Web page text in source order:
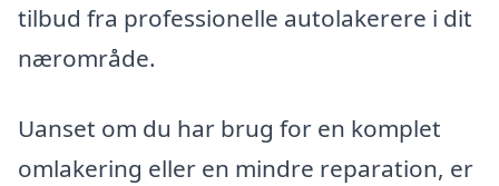
tilbud fra professionelle autolakerere i dit
nærområde.
Uanset om du har brug for en komplet
omlakering eller en mindre reparation, er